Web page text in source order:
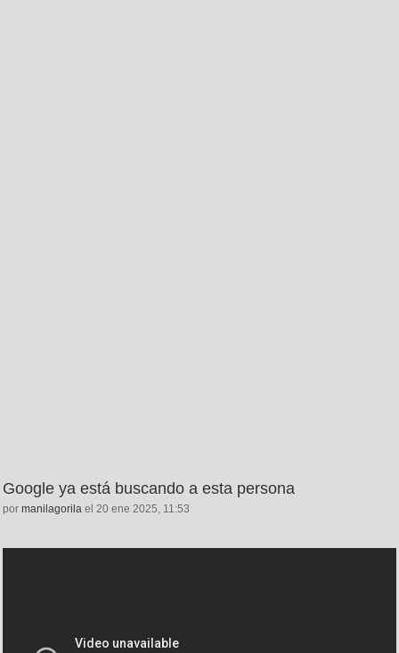
Google ya está buscando a esta persona
por manilagorila el 20 ene 2025, 11:53